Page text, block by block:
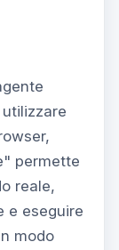
permette
reale,
e eseguire
modo